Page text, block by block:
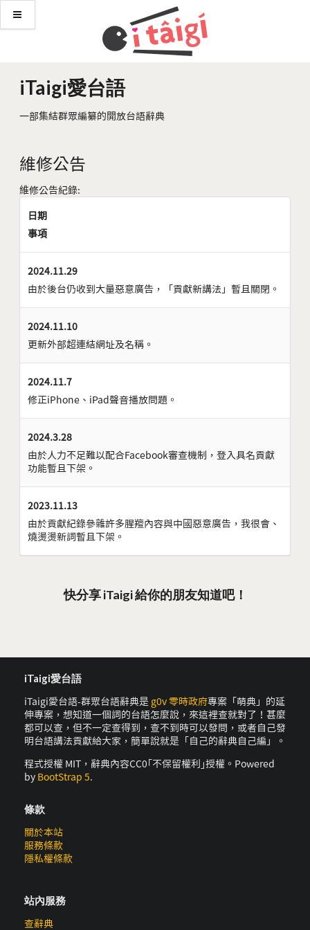
iTaigi愛台語
一部集結群眾編纂的開放台語辭典
維修公告
維修公告紀錄:
日期
事項
2024.11.29
由於後台仍收到大量惡意廣告，「貢獻新講法」暫且關閉。
2024.11.10
更新外部超連結網址及名稱。
2024.11.7
修正iPhone、iPad聲音播放問題。
2024.3.28
由於人力不足難以配合Facebook審查機制，登入具名貢獻
功能暫且下架。
2023.11.13
由於貢獻紀錄參雜許多腥羶內容與中國惡意廣告，我很會、
燒燙燙新詞暫且下架。
快分享 iTaigi 給你的朋友知道吧！
iTaigi愛台語
iTaigi愛台語-群眾台語辭典是 g0v 零時政府專案「萌典」的延
伸專案，想知道一個詞的台語怎麼說，來這裡查就對了！甚麼
都可以查，但不一定查得到，查不到時可以發問，或者自己發
明台語講法貢獻給大家，簡單說就是「自己的辭典自己編」。
程式授權 MIT，辭典內容CC0｢不保留權利｣授權。Powered
by BootStrap 5.
條款
關於本站
服務條款
隱私權條款
站內服務
查辭典